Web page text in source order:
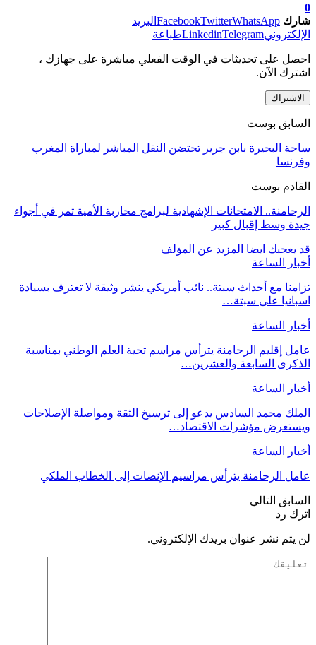
0
شارك
FacebookTwitterWhatsApp
البريد
الإلكتروني
LinkedinTelegram طباعة
احصل على تحديثات في الوقت الفعلي مباشرة على جهازك ،
اشترك الآن.
الاشتراك
السابق بوست
ساحة البحيرة بابن جرير تحتضن النقل المباشر لمباراة المغرب
وفرنسا
القادم بوست
الرحامنة.. الامتحانات الإشهادية لبرامج محاربة الأمية تمر في أجواء
جيدة وسط إقبال كبير
قد يعجبك ايضا المزيد عن المؤلف
أخبار الساعة
تزامنا مع أحداث سبتة.. نائب أمريكي ينشر وثيقة لا تعترف بسيادة
اسبانيا على سبتة…
أخبار الساعة
عامل إقليم الرحامنة يترأس مراسم تحية العلم الوطني بمناسبة
الذكرى السابعة والعشرين…
أخبار الساعة
الملك محمد السادس يدعو إلى ترسيخ الثقة ومواصلة الإصلاحات
ويستعرض مؤشرات الاقتصاد…
أخبار الساعة
عامل الرحامنة يترأس مراسيم الإنصات إلى الخطاب الملكي
السابق التالي
اترك رد
لن يتم نشر عنوان بريدك الإلكتروني.